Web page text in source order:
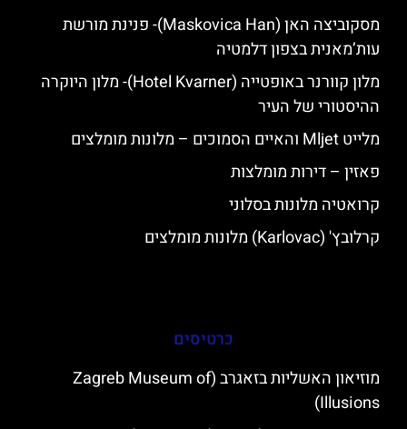
מסקוביצה האן (Maskovica Han)- פנינת מורשת
עות’מאנית בצפון דלמטיה
מלון קוורנר באופטייה (Hotel Kvarner)- מלון היוקרה
ההיסטורי של העיר
מלייט Mljet והאיים הסמוכים – מלונות מומלצים
פאזין – דירות מומלצות
קרואטיה מלונות בסלוני
קרלובץ' (Karlovac) מלונות מומלצים
כרטיסים
מוזיאון האשליות בזאגרב (Zagreb Museum of
Illusions)